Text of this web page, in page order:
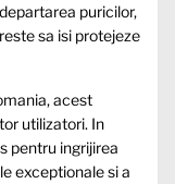
puricilor,
sa isi protejeze
acest
utilizatori. In
pentru ingrijirea
exceptionale si a